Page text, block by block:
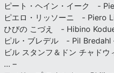
ピート・ヘイン・イーク -
ピエロ・リッソーニ - Piero
ひびの こづえ - Hibino
ピル・ブレデル - Pil Bredahl
ビル スタンフ＆ドン チャド
… –